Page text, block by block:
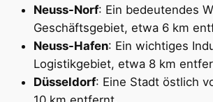
Neuss-Norf: Ein bedeutendes
Geschäftsgebiet, etwa 6 km
Neuss-Hafen: Ein wichtiges
Logistikgebiet, etwa 8 km
Düsseldorf: Eine Stadt östlich